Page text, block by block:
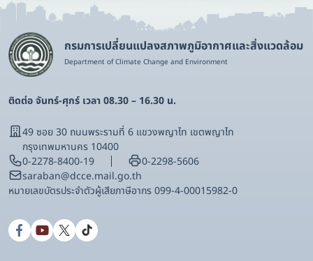
กรมการเปลี่ยนแปลงสภาพภูมิอากาศและสิ่งแวดล้อม
Department of Climate Change and Environment
ติดต่อ จันทร์-ศุกร์ เวลา 08.30 – 16.30 น.
49 ซอย 30 ถนนพระรามที่ 6 แขวงพญาไท เขตพญาไท
กรุงเทพมหานคร 10400
0-2278-8400-19
0-2298-5606
saraban@dcce.mail.go.th
หมายเลขบัตรประจําตัวผู้เสียภาษีอากร 099-4-00015982-0